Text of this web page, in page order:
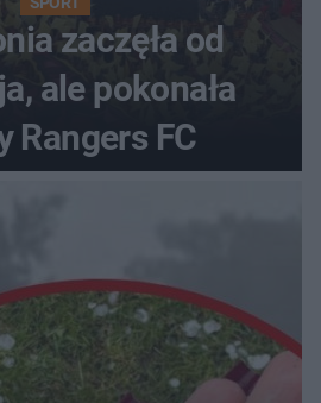
zaczęła od
ale pokonała
Rangers FC